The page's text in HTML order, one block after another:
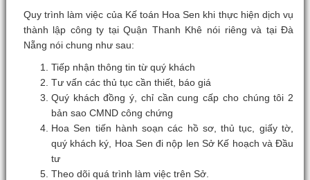
Quy trình làm việc của Kế toán Hoa Sen khi thực hiện dịch vụ
thành lập công ty tại Quận Thanh Khê nói riêng và tại Đà
Nẵng nói chung như sau:
Tiếp nhận thông tin từ quý khách
Tư vấn các thủ tục cần thiết, báo giá
Quý khách đồng ý, chỉ cần cung cấp cho chúng tôi 2
bản sao CMND công chứng
Hoa Sen tiến hành soạn các hồ sơ, thủ tục, giấy tờ,
quý khách ký, Hoa Sen đi nộp len Sở Kế hoạch và Đầu
tư
Theo dõi quá trình làm việc trên Sở.